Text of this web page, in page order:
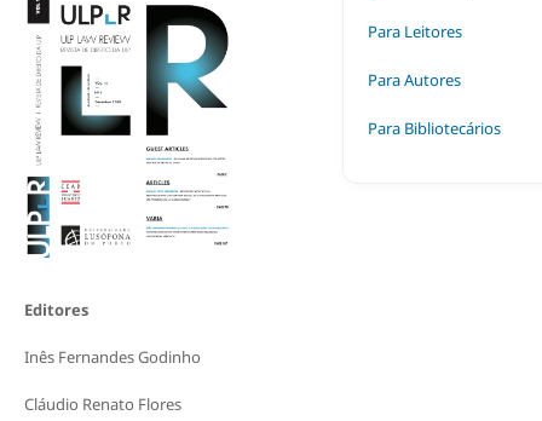
Editores
Inês Fernandes Godinho
Cláudio Renato Flores
Para Leitores
Para Autores
Para Bibliotecários